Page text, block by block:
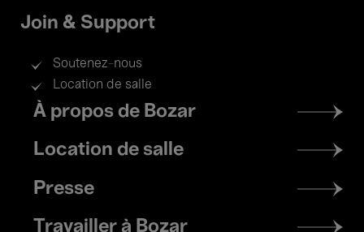
Join & Support
Soutenez-nous
Location de salle
Footer
menu
À propos de Bozar
Location de salle
Presse
Travailler à Bozar